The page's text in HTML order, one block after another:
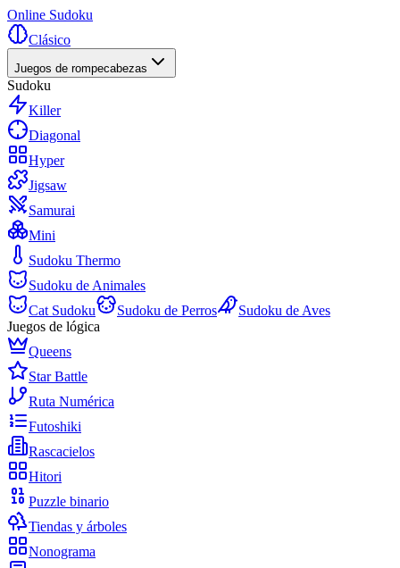
Online Sudoku
Clásico
Juegos de rompecabezas
Sudoku
Killer
Diagonal
Hyper
Jigsaw
Samurai
Mini
Sudoku Thermo
Sudoku de Animales
Cat Sudoku
Sudoku de Perros
Sudoku de Aves
Juegos de lógica
Queens
Star Battle
Ruta Numérica
Futoshiki
Rascacielos
Hitori
Puzzle binario
Tiendas y árboles
Nonograma